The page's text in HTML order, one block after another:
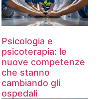
Psicologia e
psicoterapia: le
nuove competenze
che stanno
cambiando gli
ospedali